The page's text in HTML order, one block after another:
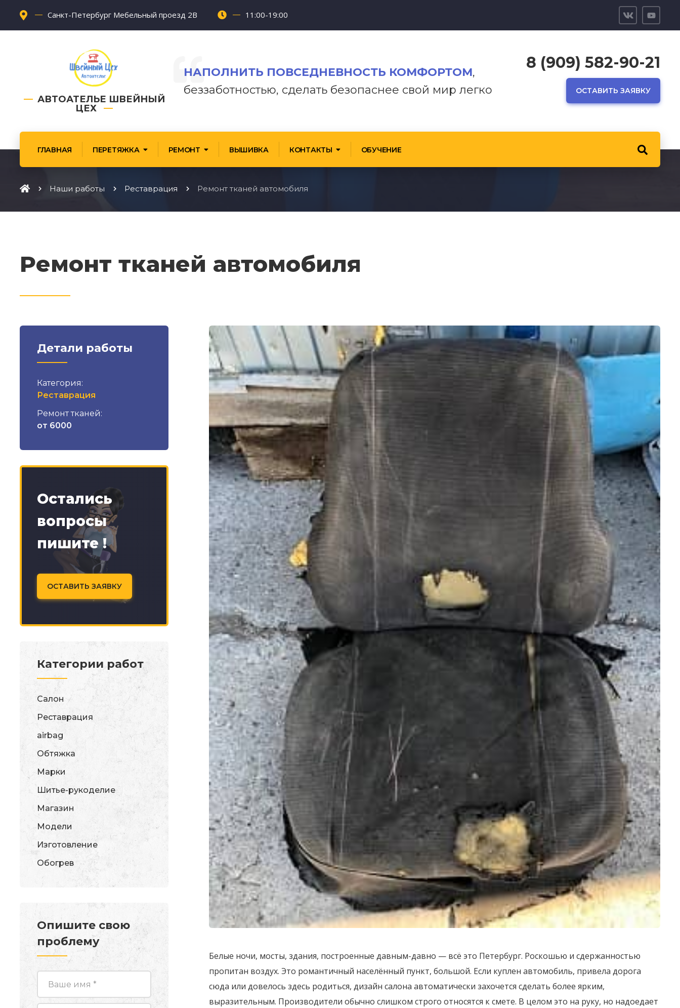
Санкт-Петербург Мебельный проезд 2В 11:00-19:00
АВТОАТЕЛЬЕ ШВЕЙНЫЙ
ЦЕХ
НАПОЛНИТЬ ПОВСЕДНЕВНОСТЬ КОМФОРТОМ,
беззаботностью, сделать безопаснее свой мир легко
8 (909) 582-90-21
ОСТАВИТЬ ЗАЯВКУ
ГЛАВНАЯ ПЕРЕТЯЖКА РЕМОНТ ВЫШИВКА КОНТАКТЫ ОБУЧЕНИЕ
Наши работы Реставрация Ремонт тканей автомобиля
Ремонт тканей автомобиля
Белые ночи, мосты, здания, построенные давным-давно — всё это Петербург. Роскошью и сдержанностью
пропитан воздух. Это романтичный населённый пункт, большой. Если куплен автомобиль, привела дорога
сюда или довелось здесь родиться, дизайн салона автоматически захочется сделать более ярким,
выразительным. Производители обычно слишком строго относятся к смете. В целом это на руку, но надоедает
Детали работы
Категория:
Реставрация
Ремонт тканей:
от 6000
Остались
вопросы
пишите !
ОСТАВИТЬ ЗАЯВКУ
Категории работ
Салон
Реставрация
airbag
Обтяжка
Марки
Шитье-рукоделие
Магазин
Модели
Изготовление
Обогрев
Опишите свою
проблему